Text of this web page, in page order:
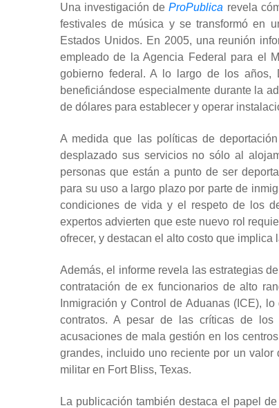
Una investigación deProPublica revela
festivales de música y se transformó en
Estados Unidos. En 2005, una reunión
empleado de la Agencia Federal para el
gobierno federal. A lo largo de los años,
beneficiándose especialmente durante la
de dólares para establecer y operar
A medida que las políticas de
desplazado sus servicios no sólo al
personas que están a punto de ser
para su uso a largo plazo por parte de
condiciones de vida y el respeto de los
expertos advierten que este nuevo rol
ofrecer, y destacan el alto costo que implica
Además, el informe revela las estrategias de
contratación de ex funcionarios de alto
Inmigración y Control de Aduanas (ICE),
contratos. A pesar de las críticas de
acusaciones de mala gestión en los
grandes, incluido uno reciente por un
militar en Fort Bliss, Texas.
La publicación también destaca el papel